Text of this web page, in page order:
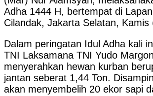
Adha 1444 H, bertempat di
Cilandak, Jakarta Selatan, Kamis
Dalam peringatan Idul Adha kali
TNI Laksamana TNI Yudo
menyerahkan hewan kurban
jantan seberat 1,44 Ton.
akan menyembelih 20 ekor sapi